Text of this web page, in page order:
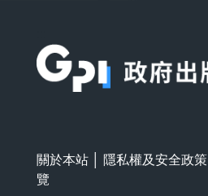
關於本站 隱私權及安全政策
覽